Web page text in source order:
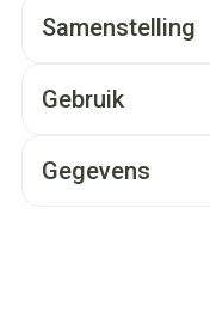
Samenstelling
Gebruik
Gegevens